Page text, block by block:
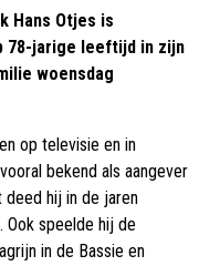
Hans Otjes is
78-jarige leeftijd in zijn
woensdag
op televisie en in
bekend als aangever
deed hij in de jaren
Ook speelde hij de
in de Bassie en